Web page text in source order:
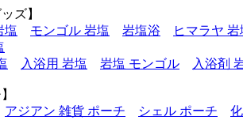
ズ】
塩 モンゴル 岩塩 岩塩浴
ヒマラヤ
入浴用 岩塩 岩塩 モンゴル 入浴剤
アジアン 雑貨 ポーチ シェル ポーチ